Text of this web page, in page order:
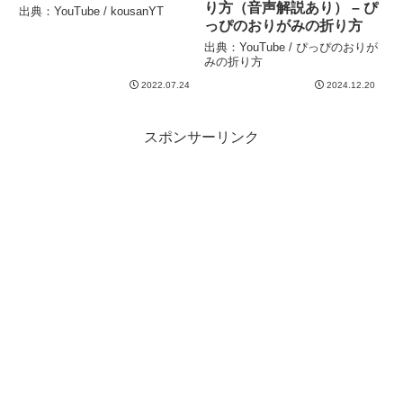
出典：YouTube / kousanYT
2022.07.24
り方（音声解説あり） – ぴ
っぴのおりがみの折り方
出典：YouTube / ぴっぴのおりが
みの折り方
2024.12.20
スポンサーリンク